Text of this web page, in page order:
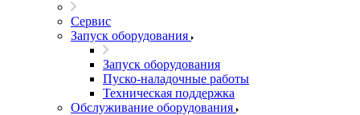
Сервис
Запуск оборудования
Запуск оборудования
Пуско-наладочные работы
Техническая поддержка
Обслуживание оборудования